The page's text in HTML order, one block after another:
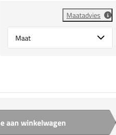
Maatadvies
Select {option} for {name}
aan winkelwagen